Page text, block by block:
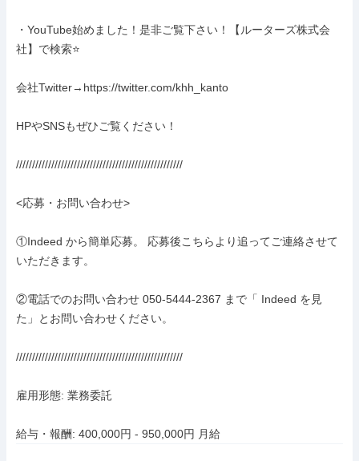
・YouTube始めました！是非ご覧下さい！【ルーターズ株式会
社】で検索⭐️
会社Twitter→https://twitter.com/khh_kanto
HPやSNSもぜひご覧ください！
////////////////////////////////////////////////////
<応募・お問い合わせ>
①Indeed から簡単応募。 応募後こちらより追ってご連絡させて
いただきます。
②電話でのお問い合わせ 050-5444-2367 まで「 Indeed を見
た」とお問い合わせください。
////////////////////////////////////////////////////
雇用形態: 業務委託
給与・報酬: 400,000円 - 950,000円 月給